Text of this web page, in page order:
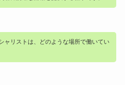
ャリストは、どのような場所で働いてい